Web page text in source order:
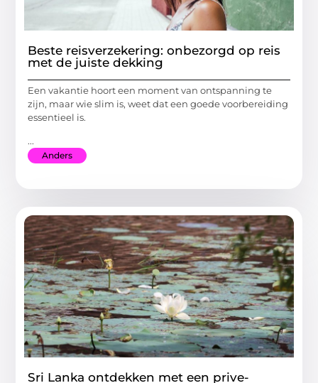
Beste reisverzekering: onbezorgd op reis
met de juiste dekking
Een vakantie hoort een moment van ontspanning te
zijn, maar wie slim is, weet dat een goede voorbereiding
essentieel is.
...
Anders
Sri Lanka ontdekken met een prive-